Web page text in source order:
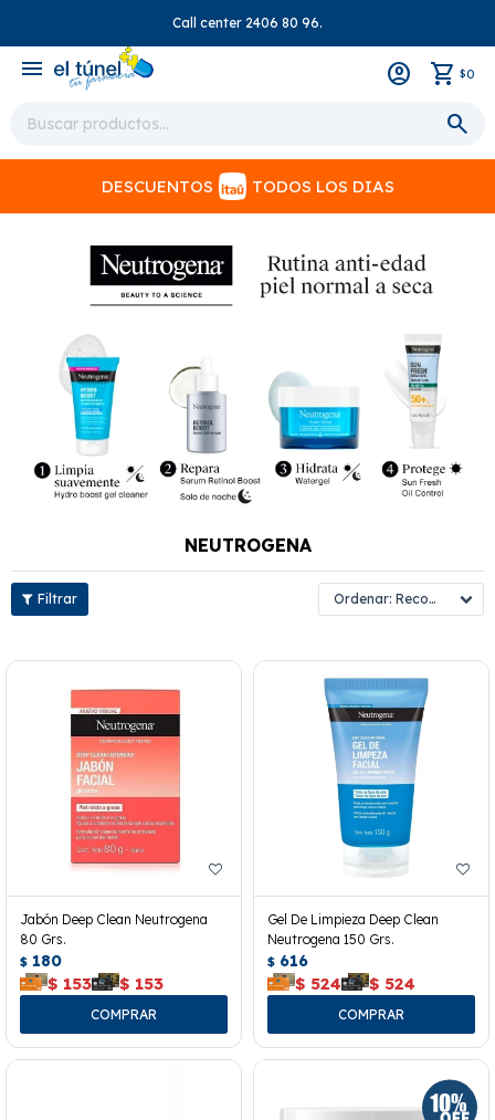
Call center 2406 80 96.
menu $0
DESCUENTOS TODOS LOS DIAS
NEUTROGENA
Recomendados
Jabón Deep Clean Neutrogena
80 Grs.
$ 180
$ 153 $ 153
Gel De Limpieza Deep Clean
Neutrogena 150 Grs.
$ 616
$ 524 $ 524
close